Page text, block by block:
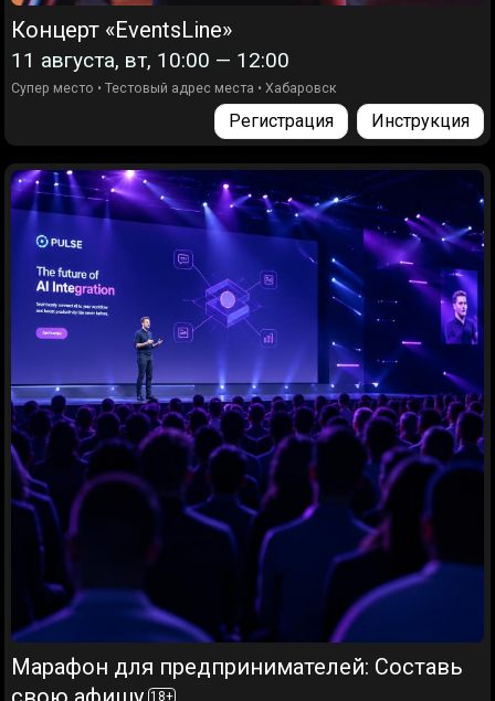
Концерт «EventsLine»
11 августа, вт, 10:00 — 12:00
Супер место • Тестовый адрес места • Хабаровск
Регистрация Инструкция
Марафон для предпринимателей: Составь
18+